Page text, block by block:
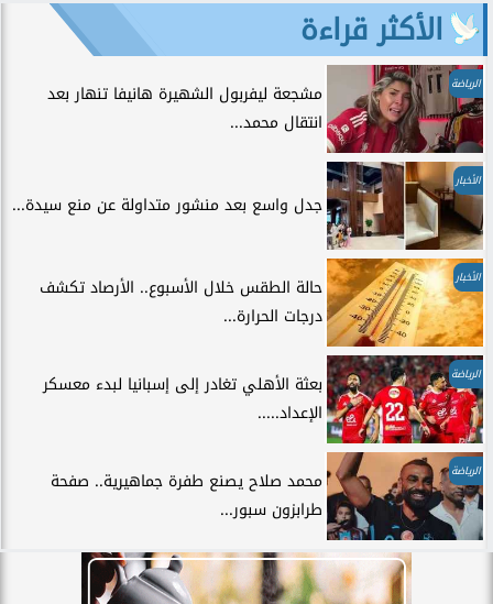
الأكثر قراءة
الرياضة
مشجعة ليفربول الشهيرة هانيفا تنهار بعد
انتقال محمد...
الأخبار
جدل واسع بعد منشور متداولة عن منع سيدة...
الأخبار
حالة الطقس خلال الأسبوع.. الأرصاد تكشف
درجات الحرارة...
الرياضة
بعثة الأهلي تغادر إلى إسبانيا لبدء معسكر
الإعداد.....
الرياضة
محمد صلاح يصنع طفرة جماهيرية.. صفحة
طرابزون سبور...